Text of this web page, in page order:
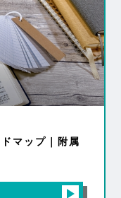
マップ｜附属